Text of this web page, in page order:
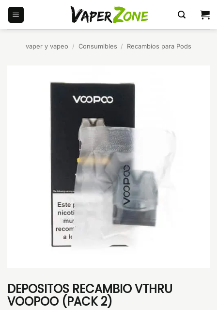
Saltar
contenido
vaper y vapeo / Consumibles / Recambios para Pods
DEPOSITOS RECAMBIO VTHRU
VOOPOO (PACK 2)